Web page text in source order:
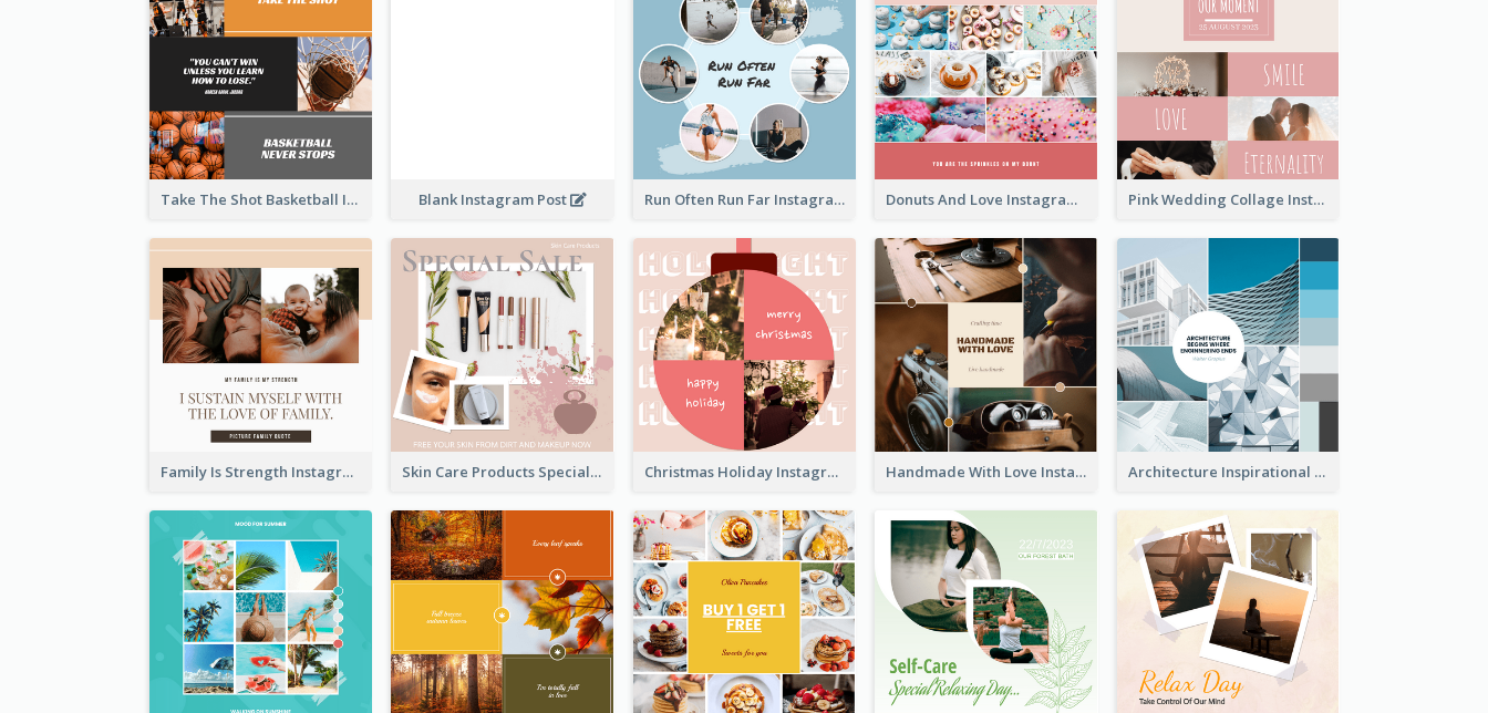
Take The Shot Basketball Instagram Post Blank Instagram Post Run Often Run Far Instagram Post Donuts And Love Instagram Post Pink Wedding Collage Instagram Post
Family Is Strength Instagram Post Skin Care Products Special Sale Instagram Post Christmas Holiday Instagram Post Handmade With Love Instagram Post Architecture Inspirational Quote Instagram Post